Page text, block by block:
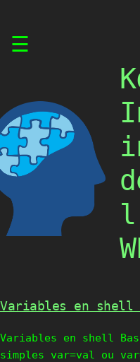
☰
Variables en shell
Variables en shell
simples var=val ou